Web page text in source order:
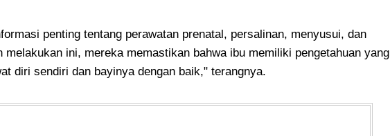
penting tentang perawatan prenatal, persalinan, menyusui, dan
melakukan ini, mereka memastikan bahwa ibu memiliki pengetahuan yang
diri sendiri dan bayinya dengan baik," terangnya.